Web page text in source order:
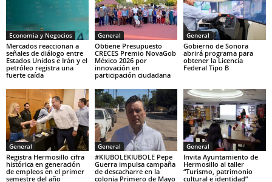
Economia y Negocios
Mercados reaccionan a
señales de diálogo entre
Estados Unidos e Irán y el
petróleo registra una
fuerte caída
General
Obtiene Presupuesto
CRECES Premio NovaGob
México 2026 por
innovación en
participación ciudadana
General
Gobierno de Sonora
abrirá programa para
obtener la Licencia
Federal Tipo B
General
Registra Hermosillo cifra
histórica en generación
de empleos en el primer
semestre del año
General
#KIUBOLEKIUBOLE Pepe
Guerra impulsa campaña
de descacharre en la
colonia Primero de Mayo
General
Invita Ayuntamiento de
Hermosillo al taller
“Turismo, patrimonio
cultural e identidad”